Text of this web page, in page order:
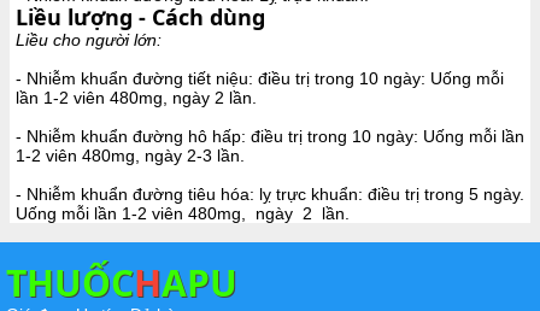
Liều lượng - Cách dùng
Liều cho người lớn:
- Nhiễm khuẩn đường tiết niệu: điều trị trong 10 ngày: Uống mỗi
lần 1-2 viên 480mg, ngày 2 lần.
- Nhiễm khuẩn đường hô hấp: điều trị trong 10 ngày: Uống mỗi lần
1-2 viên 480mg, ngày 2-3 lần.
- Nhiễm khuẩn đường tiêu hóa: lỵ trực khuẩn: điều trị trong 5 ngày.
Uống mỗi lần 1-2 viên 480mg, ngày 2 lần.
THUỐCHAPU